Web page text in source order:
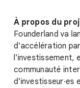
À propos du
Founderland va
d'accélération
l'investissement,
communauté
d'investisseur·es